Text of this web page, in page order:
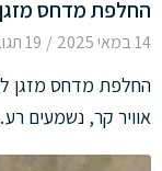
החלפת מדחס
14 במאי 2025 / 19 תגובות
החלפת מדחס מזגן
אוויר קר, נשמעים